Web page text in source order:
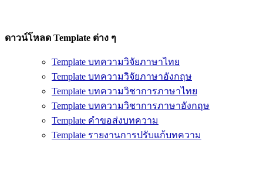
ดาวน์โหลด Template ต่าง ๆ
Template บทความวิจัยภาษาไทย
Template บทความวิจัยภาษาอังกฤษ
Template บทความวิชาการภาษาไทย
Template บทความวิชาการภาษาอังกฤษ
Template คำขอส่งบทความ
Template รายงานการปรับแก้บทความ